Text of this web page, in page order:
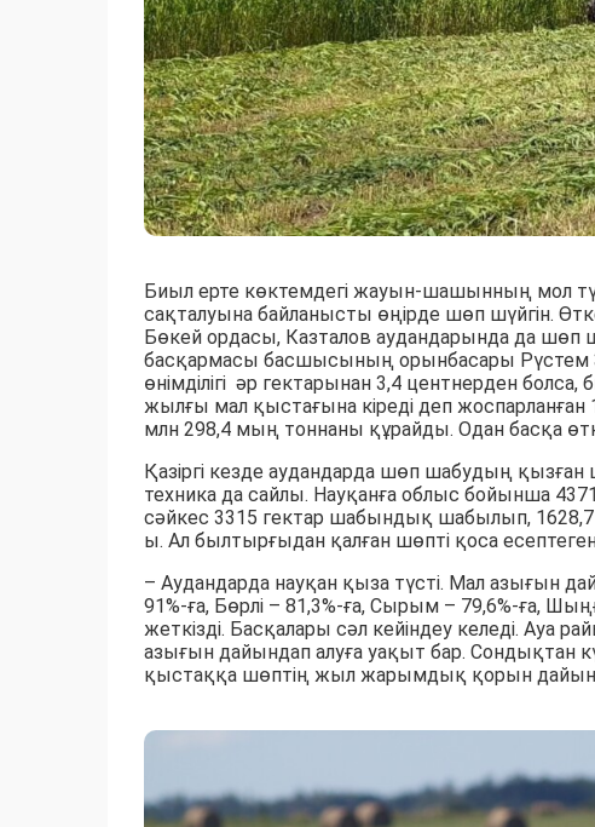
Биыл ерте көктемдегі жауын-шашынның мол
сақталуына байланысты өңірде шөп шүйгін.
Бөкей ордасы, Казталов аудандарында да
басқармасы басшысының орынбасары
өнімділігі әр гектарынан 3,4 центнерден
жылғы мал қыстағына кіреді деп
млн 298,4 мың тоннаны құрайды. Одан басқа
Қазіргі кезде аудандарда шөп шабудың
техника да сайлы. Науқанға облыс бойынша
сәйкес 3315 гектар шабындық шабылып,
ы. Ал былтырғыдан қалған шөпті қоса
– Аудандарда науқан қыза түсті. Мал азығын
91%-ға, Бөрлі – 81,3%-ға, Сырым – 79,6%-ға,
жеткізді. Басқалары сәл кейіндеу келеді.
азығын дайындап алуға уақыт бар. Сондықтан
қыстаққа шөптің жыл жарымдық қорын